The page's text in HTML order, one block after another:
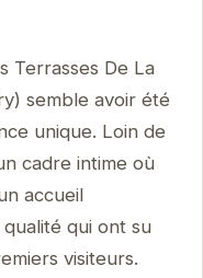
Terrasses De La
semble avoir été
unique. Loin de
cadre intime où
accueil
qui ont su
visiteurs.